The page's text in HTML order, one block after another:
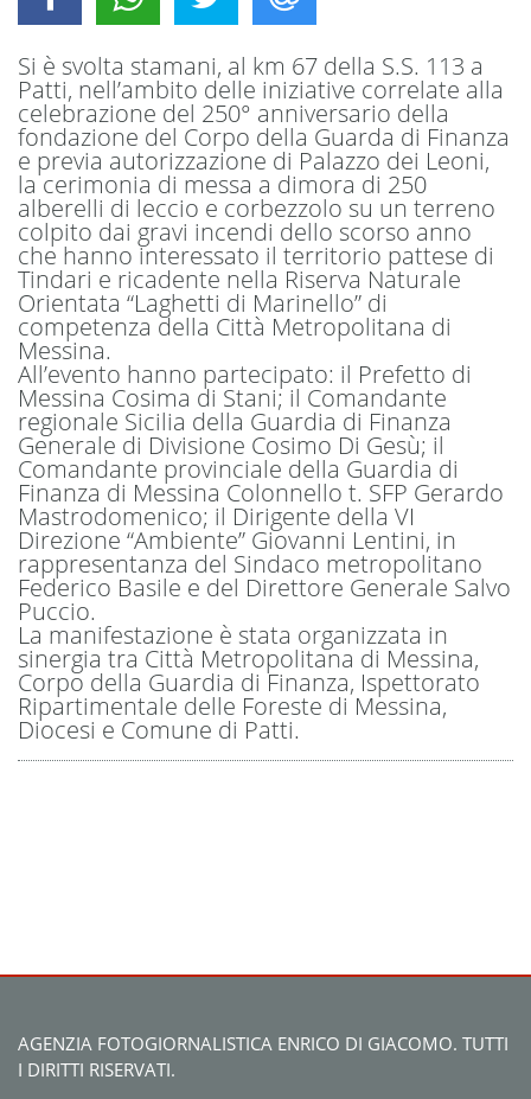
Si è svolta stamani, al km 67 della S.S. 113 a
Patti, nell’ambito delle iniziative correlate alla
celebrazione del 250° anniversario della
fondazione del Corpo della Guarda di Finanza
e previa autorizzazione di Palazzo dei Leoni,
la cerimonia di messa a dimora di 250
alberelli di leccio e corbezzolo su un terreno
colpito dai gravi incendi dello scorso anno
che hanno interessato il territorio pattese di
Tindari e ricadente nella Riserva Naturale
Orientata “Laghetti di Marinello” di
competenza della Città Metropolitana di
Messina.
All’evento hanno partecipato: il Prefetto di
Messina Cosima di Stani; il Comandante
regionale Sicilia della Guardia di Finanza
Generale di Divisione Cosimo Di Gesù; il
Comandante provinciale della Guardia di
Finanza di Messina Colonnello t. SFP Gerardo
Mastrodomenico; il Dirigente della VI
Direzione “Ambiente” Giovanni Lentini, in
rappresentanza del Sindaco metropolitano
Federico Basile e del Direttore Generale Salvo
Puccio.
La manifestazione è stata organizzata in
sinergia tra Città Metropolitana di Messina,
Corpo della Guardia di Finanza, Ispettorato
Ripartimentale delle Foreste di Messina,
Diocesi e Comune di Patti.
AGENZIA FOTOGIORNALISTICA ENRICO DI GIACOMO. TUTTI
I DIRITTI RISERVATI.